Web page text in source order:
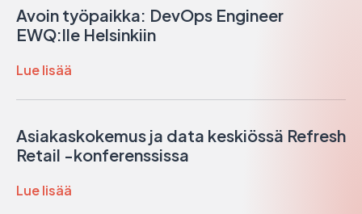
Avoin työpaikka: DevOps Engineer
EWQ:lle Helsinkiin
Lue lisää
Asiakaskokemus ja data keskiössä Refresh
Retail -konferenssissa
Lue lisää